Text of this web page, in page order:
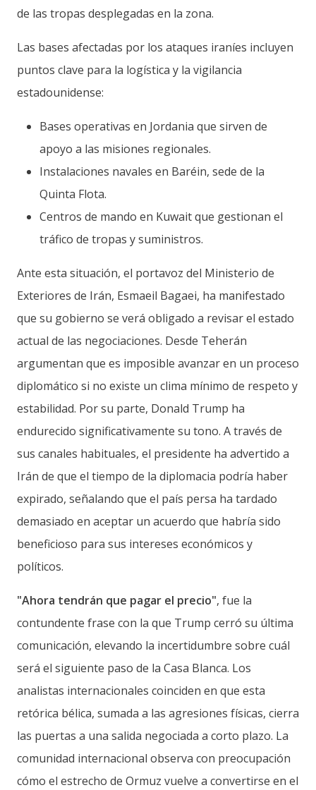
de las tropas desplegadas en la zona.
Las bases afectadas por los ataques iraníes incluyen
puntos clave para la logística y la vigilancia
estadounidense:
Bases operativas en Jordania que sirven de
apoyo a las misiones regionales.
Instalaciones navales en Baréin, sede de la
Quinta Flota.
Centros de mando en Kuwait que gestionan el
tráfico de tropas y suministros.
Ante esta situación, el portavoz del Ministerio de
Exteriores de Irán, Esmaeil Bagaei, ha manifestado
que su gobierno se verá obligado a revisar el estado
actual de las negociaciones. Desde Teherán
argumentan que es imposible avanzar en un proceso
diplomático si no existe un clima mínimo de respeto y
estabilidad. Por su parte, Donald Trump ha
endurecido significativamente su tono. A través de
sus canales habituales, el presidente ha advertido a
Irán de que el tiempo de la diplomacia podría haber
expirado, señalando que el país persa ha tardado
demasiado en aceptar un acuerdo que habría sido
beneficioso para sus intereses económicos y
políticos.
"Ahora tendrán que pagar el precio", fue la
contundente frase con la que Trump cerró su última
comunicación, elevando la incertidumbre sobre cuál
será el siguiente paso de la Casa Blanca. Los
analistas internacionales coinciden en que esta
retórica bélica, sumada a las agresiones físicas, cierra
las puertas a una salida negociada a corto plazo. La
comunidad internacional observa con preocupación
cómo el estrecho de Ormuz vuelve a convertirse en el